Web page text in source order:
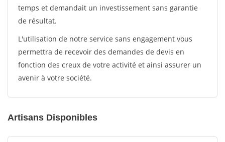
temps et demandait un investissement sans garantie
de résultat.
L'utilisation de notre service sans engagement vous
permettra de recevoir des demandes de devis en
fonction des creux de votre activité et ainsi assurer un
avenir à votre société.
Artisans Disponibles